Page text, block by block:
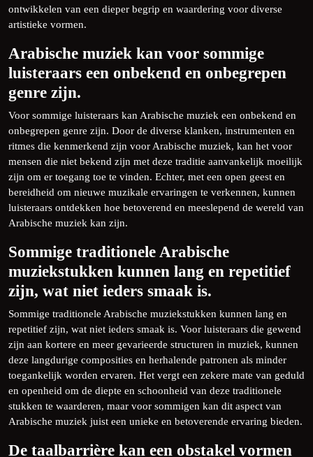
ontwikkelen van een dieper begrip en waardering voor diverse
artistieke vormen.
Arabische muziek kan voor sommige
luisteraars een onbekend en onbegrepen
genre zijn.
Voor sommige luisteraars kan Arabische muziek een onbekend en
onbegrepen genre zijn. Door de diverse klanken, instrumenten en
ritmes die kenmerkend zijn voor Arabische muziek, kan het voor
mensen die niet bekend zijn met deze traditie aanvankelijk moeilijk
zijn om er toegang toe te vinden. Echter, met een open geest en
bereidheid om nieuwe muzikale ervaringen te verkennen, kunnen
luisteraars ontdekken hoe betoverend en meeslepend de wereld van
Arabische muziek kan zijn.
Sommige traditionele Arabische
muziekstukken kunnen lang en repetitief
zijn, wat niet ieders smaak is.
Sommige traditionele Arabische muziekstukken kunnen lang en
repetitief zijn, wat niet ieders smaak is. Voor luisteraars die gewend
zijn aan kortere en meer gevarieerde structuren in muziek, kunnen
deze langdurige composities en herhalende patronen als minder
toegankelijk worden ervaren. Het vergt een zekere mate van geduld
en openheid om de diepte en schoonheid van deze traditionele
stukken te waarderen, maar voor sommigen kan dit aspect van
Arabische muziek juist een unieke en betoverende ervaring bieden.
De taalbarrière kan een obstakel vormen